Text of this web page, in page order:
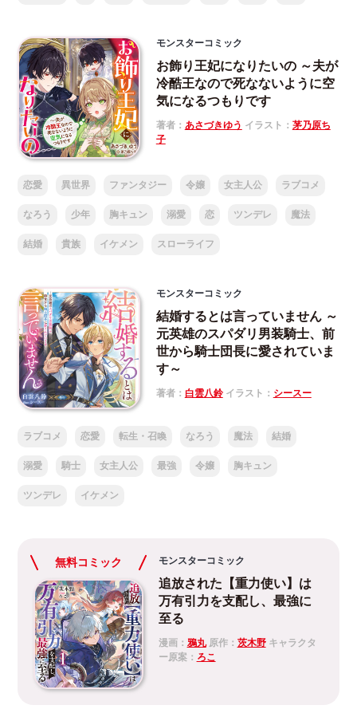
モンスターコミック
お飾り王妃になりたいの ～夫が
冷酷王なので死なないように空
気になるつもりです
著者： あさづきゆう イラスト： 茅乃原ち
子
恋愛 異世界 ファンタジー 令嬢 女主人公 ラブコメ
なろう 少年 胸キュン 溺愛 恋 ツンデレ 魔法
結婚 貴族 イケメン スローライフ
モンスターコミック
結婚するとは言っていません ～
元英雄のスパダリ男装騎士、前
世から騎士団長に愛されていま
す～
著者： 白雲八鈴イラスト： シースー
ラブコメ 恋愛 転生・召喚 なろう 魔法 結婚
溺愛 騎士 女主人公 最強 令嬢 胸キュン
ツンデレ イケメン
無料コミック モンスターコミック
追放された【重力使い】は
万有引力を支配し、最強に
至る
漫画： 鴉丸原作： 茨木野キャラクタ
ー原案： ろこ